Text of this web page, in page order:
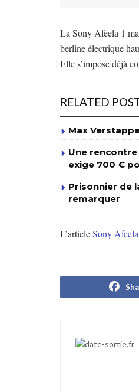
La Sony Afeela 1
berline électrique
Elle s’impose déjà
RELATED
Max
Une
exige 700 €
Prisonnier de
remarquer
L’articleSony